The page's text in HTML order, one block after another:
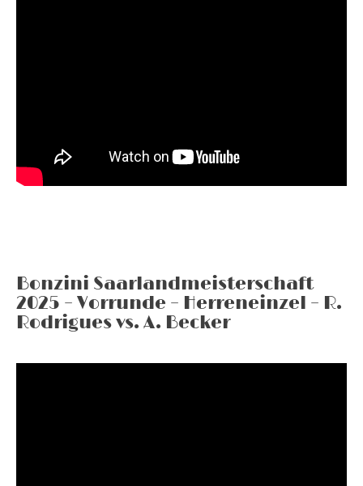
Bonzini Saarlandmeisterschaft
2025 – Vorrunde – Herreneinzel – R.
Rodrigues vs. A. Becker